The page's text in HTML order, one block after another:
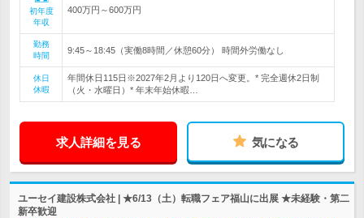
初年度
年収
400万円～600万円
勤務
時間
9:45～18:45（実働8時間／休憩60分） 時間外労働なし
休日
休暇
年間休日115日※2027年2月より120日へ変更。* 完全週休2日制
（火・水曜日）* 年末年始休暇…
求人詳細を見る 気になる
ユーセイ建設株式会社 | ★6/13（土）転職フェア福山に出展 ★未経験・第二
新卒歓迎